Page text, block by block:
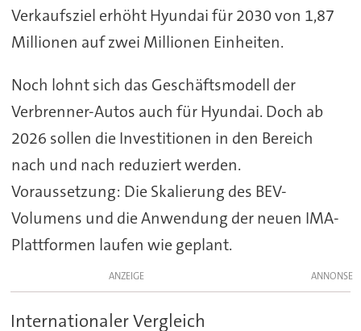
Verkaufsziel erhöht Hyundai für 2030 von 1,87
Millionen auf zwei Millionen Einheiten.
Noch lohnt sich das Geschäftsmodell der
Verbrenner-Autos auch für Hyundai. Doch ab
2026 sollen die Investitionen in den Bereich
nach und nach reduziert werden.
Voraussetzung: Die Skalierung des BEV-
Volumens und die Anwendung der neuen IMA-
Plattformen laufen wie geplant.
ANZEIGE
Internationaler Vergleich